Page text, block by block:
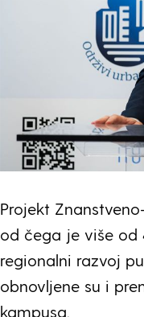
Projekt
od čega je više od
regionalni razvoj
obnovljene su i
kampusa.